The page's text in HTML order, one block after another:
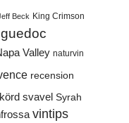
Beck King Crimson
Valley naturvin
recension
svavel Syrah
vintips